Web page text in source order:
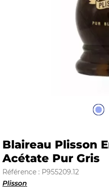
Blaireau Plisson
Acétate Pur Gris
Référence : P955209.12
Plisson